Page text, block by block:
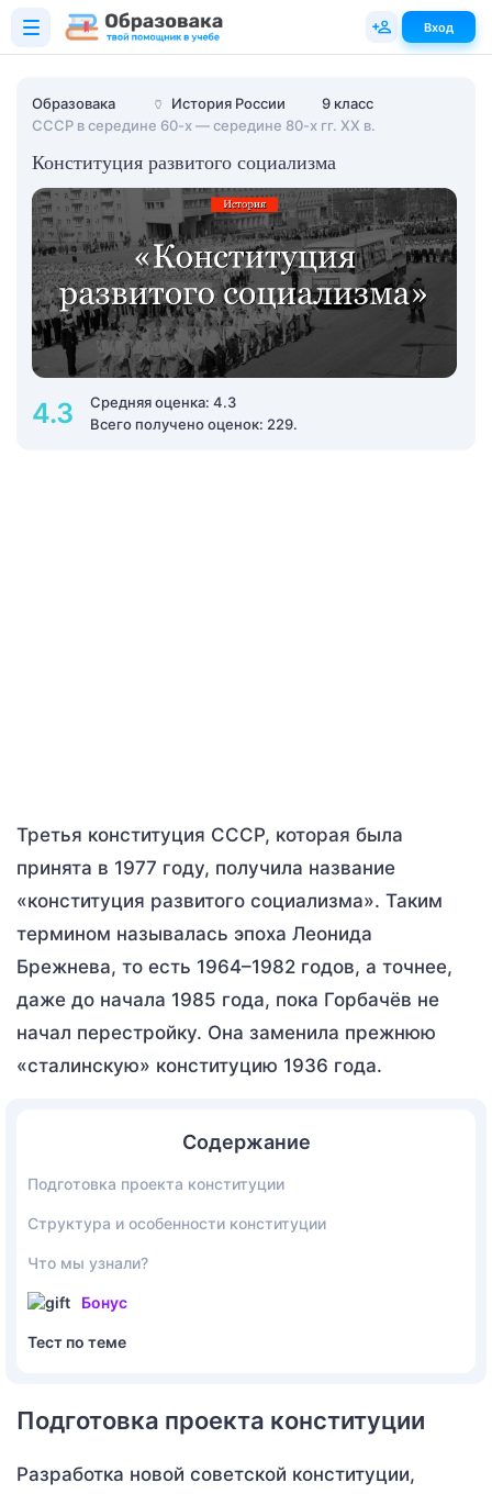
Образовака 🏺 История России
9 класс
СССР в середине 60-х — середине 80-х гг. XX в.
Конституция развитого социализма
4.3
Средняя оценка: 4.3
Всего получено оценок: 229.
Третья конституция СССР, которая была
принята в 1977 году, получила название
«конституция развитого социализма». Таким
термином называлась эпоха Леонида
Брежнева, то есть 1964–1982 годов, а точнее,
даже до начала 1985 года, пока Горбачёв не
начал перестройку. Она заменила прежнюю
«сталинскую» конституцию 1936 года.
Содержание
Подготовка проекта конституции
Структура и особенности конституции
Что мы узнали?
Бонус
Тест по теме
Подготовка проекта конституции
Разработка новой советской конституции,
Вход